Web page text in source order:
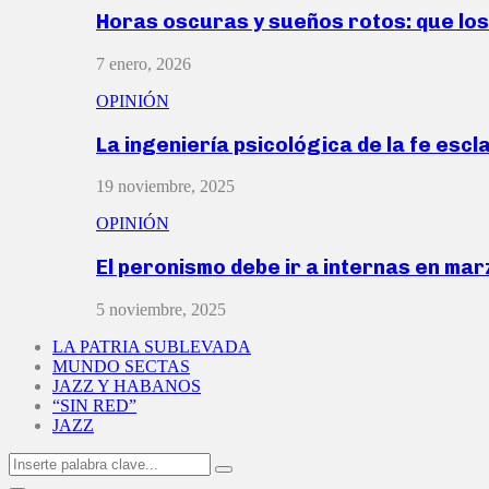
Horas oscuras y sueños rotos: que
7 enero, 2026
OPINIÓN
La ingeniería psicológica de la fe
19 noviembre, 2025
OPINIÓN
El peronismo debe ir a internas en
5 noviembre, 2025
LA PATRIA SUBLEVADA
MUNDO SECTAS
JAZZ Y HABANOS
“SIN RED”
JAZZ
Search
for:
Search